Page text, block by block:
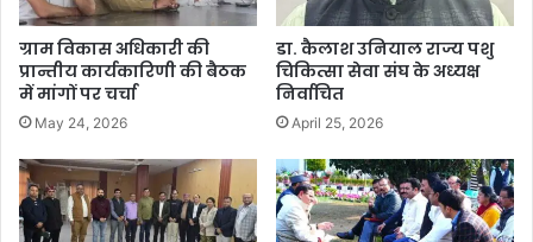
ग्राम विकास अधिकारी की
प्रान्तीय कार्यकारिणी की बैठक
में मांगों पर चर्चा
May 24, 2026
डा. कैलाश उनियाल राज्य पशु
चिकित्सा सेवा संघ के अध्यक्ष
निर्वाचित
April 25, 2026